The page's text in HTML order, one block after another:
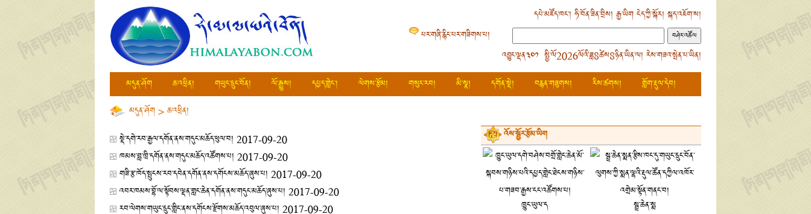
དཔེ་མཛོད་ཁང་། ཧི་བོན་ཟིན་བྲིས། རྒྱ་ཡིགངེད་ཀྱི་སྐོར། སྐད་འཇོག་ས།
པར་གཞི་རྙིང་པར་གཟིགས་པ།
འབྱུང་ལྡན༣༠༡ སྤྱི་ལོ2026ལོའི་ཟླ8ཚེས8ཉིན་ཡིན་ལ། རེས་གཟའ་སྤེན་པ་ཡིན།
མདུན་ཤོག
ཆ་འཕྲིན། གཡུང་དྲུང་བོན། ལོ་རྒྱུས། དཔྱད་གླེང་། ལེགས་རྩོམ། གསུང་རབ། མི་སྣ། དགོན་སྡེ། བརྙན་གཟུགས། རིས་ཚགས།
གློག་རྡུལ་དེབ།
མདུན་ཤོག>ཆ་འཕྲིན།
སྡེ་དགེ་རབ་རྒྱལ་དགོན་ནས་གདུང་མཆོད་ཕུལ་བ། 2017-09-20
ཁམས་བླ་ཁྲི་དགོན་ནས་གདུང་མཆོད་འཚོགས་པ། 2017-09-20
གཟི་རྩ་ཁོད་སྤུངས་རབ་དབེན་དགོན་ནས་དགོངས་མཆོད་ཞུས་པ། 2017-09-20
འབར་ཁམས་བྷོ་ལ་སྟོབས་ལྡན་གླང་ཆེན་དགོན་ནས་གདུང་མཆོད་ཞུས་པ། 2017-09-20
རབ་ལེགས་གཡུང་དྲུང་གླིང་ནས་དགོངས་རྫོགས་མཆོད་འབུལ་ཞུས་པ། 2017-09-20
འོས་སྦྱོར་རྩོམ་ཡིག
ཁྱུང་ཡུལ་ད སྦྲ་ཆེན་སྨ